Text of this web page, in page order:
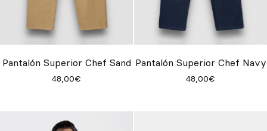
Pantalón Superior Chef Sand
48,00€
Pantalón Superior Chef Navy
48,00€